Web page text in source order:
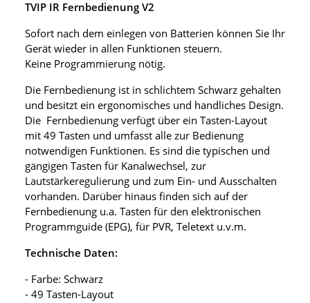
TVIP IR Fernbedienung V2
Sofort nach dem einlegen von Batterien können Sie Ihr
Gerät wieder in allen Funktionen steuern.
Keine Programmierung nötig.
Die Fernbedienung ist in schlichtem Schwarz gehalten
und besitzt ein ergonomisches und handliches Design.
Die Fernbedienung verfügt über ein Tasten-Layout
mit 49 Tasten und umfasst alle zur Bedienung
notwendigen Funktionen. Es sind die typischen und
gängigen Tasten für Kanalwechsel, zur
Lautstärkeregulierung und zum Ein- und Ausschalten
vorhanden. Darüber hinaus finden sich auf der
Fernbedienung u.a. Tasten für den elektronischen
Programmguide (EPG), für PVR, Teletext u.v.m.
Technische Daten:
- Farbe: Schwarz
- 49 Tasten-Layout